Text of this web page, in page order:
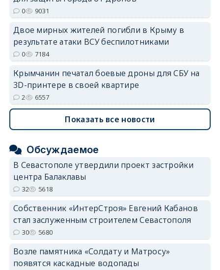
0 9031
Двое мирных жителей погибли в Крыму в
результате атаки ВСУ беспилотниками
0 7184
Крымчанин печатал боевые дроны для СБУ на
3D-принтере в своей квартире
2 6557
Показать все новости
Обсуждаемое
В Севастополе утвердили проект застройки
центра Балаклавы
32 5618
Собственник «ИнтерСтроя» Евгений Кабанов
стал заслуженным строителем Севастополя
30 5680
Возле памятника «Солдату и Матросу»
появятся каскадные водопады